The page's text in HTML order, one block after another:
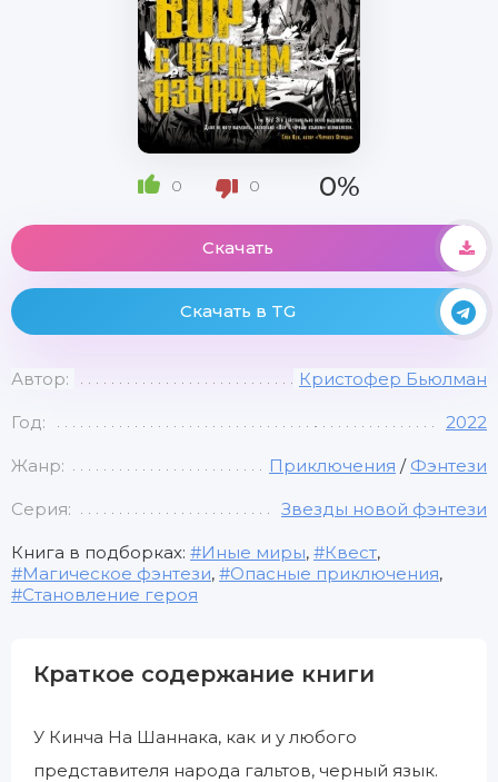
0 0 0%
Скачать
Скачать в TG
Автор: Кристофер Бьюлман
Год: 2022
Жанр: Приключения / Фэнтези
Серия: Звезды новой фэнтези
Книга в подборках: Иные миры, Квест,
Магическое фэнтези, Опасные приключения,
Становление героя
Краткое содержание книги
У Кинча На Шаннака, как и у любого
представителя народа гальтов, черный язык.